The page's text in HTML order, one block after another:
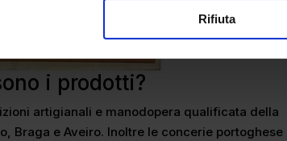
Rifiuta
i prodotti?
artigianali e manodopera qualificata della
Braga e Aveiro. Inoltre le concerie portoghese